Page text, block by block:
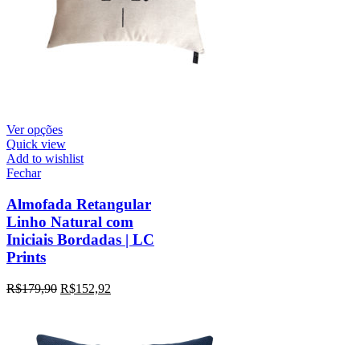
Ver opções
Quick view
Add to wishlist
Fechar
Almofada Retangular
Linho Natural com
Iniciais Bordadas | LC
Prints
R$179,90 R$152,92